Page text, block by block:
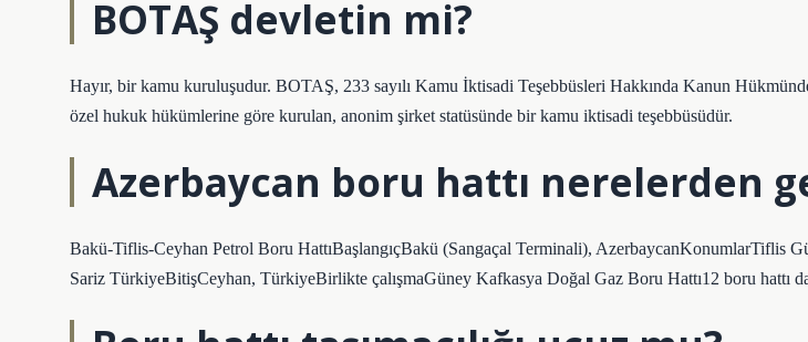
BOTAŞ devletin mi?
Hayır, bir kamu kuruluşudur. BOTAŞ, 233 sayılı Kamu İktisadi Teşebbüsleri Hakkında Kanun
özel hukuk hükümlerine göre kurulan, anonim şirket statüsünde bir kamu iktisadi teşebbüsüdür.
Azerbaycan boru hattı nerelerden
Bakü-Tiflis-Ceyhan Petrol Boru HattıBaşlangıçBakü (Sangaçal Terminali), AzerbaycanKonumlarTiflis
Sariz TürkiyeBitişCeyhan, TürkiyeBirlikte çalışmaGüney Kafkasya Doğal Gaz Boru Hattı12 boru hattı